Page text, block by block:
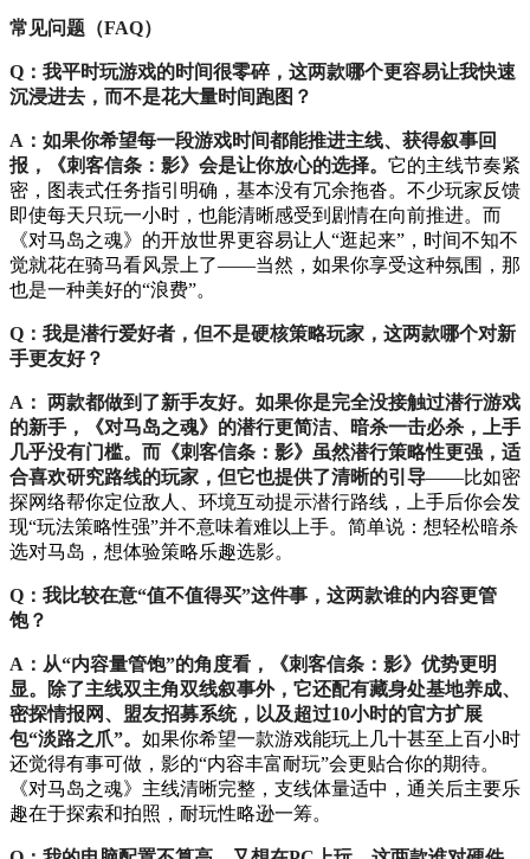
常见问题（FAQ）
Q：我平时玩游戏的时间很零碎，这两款哪个更容易让我快速
沉浸进去，而不是花大量时间跑图？
A：如果你希望每一段游戏时间都能推进主线、获得叙事回
报，《刺客信条：影》会是让你放心的选择。 它的主线节奏紧
密，图表式任务指引明确，基本没有冗余拖沓。不少玩家反馈
即使每天只玩一小时，也能清晰感受到剧情在向前推进。而
《对马岛之魂》的开放世界更容易让人“逛起来”，时间不知不
觉就花在骑马看风景上了——当然，如果你享受这种氛围，那
也是一种美好的“浪费”。
Q：我是潜行爱好者，但不是硬核策略玩家，这两款哪个对新
手更友好？
A： 两款都做到了新手友好。如果你是完全没接触过潜行游戏
的新手，《对马岛之魂》的潜行更简洁、暗杀一击必杀，上手
几乎没有门槛。而《刺客信条：影》虽然潜行策略性更强，适
合喜欢研究路线的玩家，但它也提供了清晰的引导——比如密
探网络帮你定位敌人、环境互动提示潜行路线，上手后你会发
现“玩法策略性强”并不意味着难以上手。简单说：想轻松暗杀
选对马岛，想体验策略乐趣选影。
Q：我比较在意“值不值得买”这件事，这两款谁的内容更管
饱？
A：从“内容量管饱”的角度看，《刺客信条：影》优势更明
显。除了主线双主角双线叙事外，它还配有藏身处基地养成、
密探情报网、盟友招募系统，以及超过10小时的官方扩展
包“淡路之爪”。 如果你希望一款游戏能玩上几十甚至上百小时
还觉得有事可做，影的“内容丰富耐玩”会更贴合你的期待。
《对马岛之魂》主线清晰完整，支线体量适中，通关后主要乐
趣在于探索和拍照，耐玩性略逊一筹。